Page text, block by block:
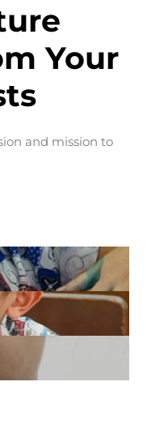
Your
and mission to